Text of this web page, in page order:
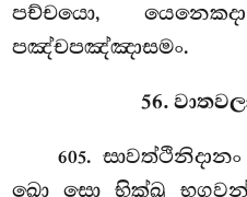
පච්චයො,
පඤ්චපඤ්ඤාසමං.
56.
605.
ඛො සො භික්ඛු